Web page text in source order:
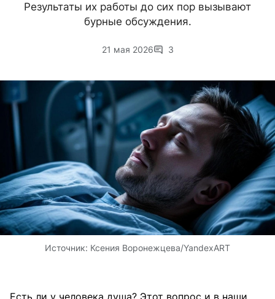
Результаты их работы до сих пор вызывают
бурные обсуждения.
21 мая 2026 3
Источник: Ксения Воронежцева/YandexART
Есть ли у человека душа? Этот вопрос и в наши